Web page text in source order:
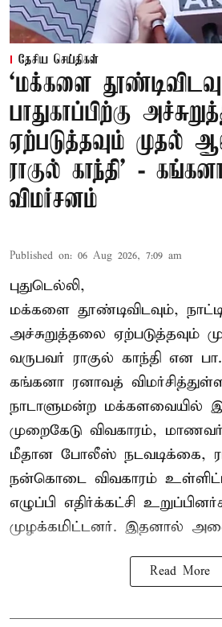
தேசிய செய்திகள்
‘மக்களை
பாதுகாப்பிற்கு
ஏற்படுத்தவும் முதல்
ராகுல் காந்தி’ -
விமர்சனம்
Published on: 06 Aug 2026, 7:09 am
புதுடெல்லி,
மக்களை தூண்டிவிடவும்,
அச்சுறுத்தலை ஏற்படுத்தவும்
வருபவர் ராகுல் காந்தி என
கங்கனா ரனாவத்
நாடாளுமன்ற மக்களவையில்
முறைகேடு விவகாரம்,
மீதான போலீஸ் நடவடிக்கை,
நன்கொடை விவகாரம்
எழுப்பி எதிர்க்கட்சி
முழக்கமிட்டனர். இதனால்
Read More